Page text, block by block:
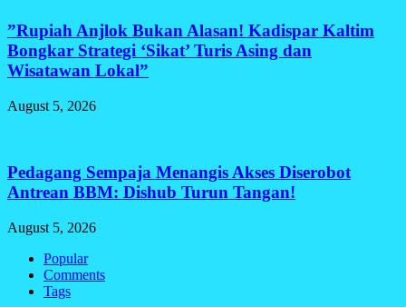
​”Rupiah Anjlok Bukan Alasan! Kadispar Kaltim
Bongkar Strategi ‘Sikat’ Turis Asing dan
Wisatawan Lokal”
August 5, 2026
Pedagang Sempaja Menangis Akses Diserobot
Antrean BBM: Dishub Turun Tangan!
August 5, 2026
Popular
Comments
Tags